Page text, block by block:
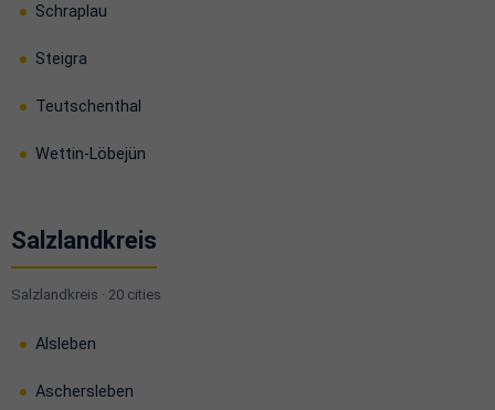
Schraplau
Steigra
Teutschenthal
Wettin-Löbejün
Salzlandkreis
Salzlandkreis · 20 cities
Alsleben
Aschersleben